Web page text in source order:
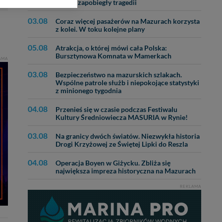
MOPR zapobiegły tragedii
03.08
Coraz więcej pasażerów na Mazurach korzysta
z kolei. W toku kolejne plany
05.08
Atrakcja, o której mówi cała Polska:
Bursztynowa Komnata w Mamerkach
03.08
Bezpieczeństwo na mazurskich szlakach.
Wspólne patrole służb i niepokojące statystyki
z minionego tygodnia
04.08
Przenieś się w czasie podczas Festiwalu
Kultury Średniowiecza MASURIA w Rynie!
03.08
Na granicy dwóch światów. Niezwykła historia
Drogi Krzyżowej ze Świętej Lipki do Reszla
04.08
Operacja Boyen w Giżycku. Zbliża się
największa impreza historyczna na Mazurach
REKLAMA
zabronić ich
w odniesieniu do
- w pewnych